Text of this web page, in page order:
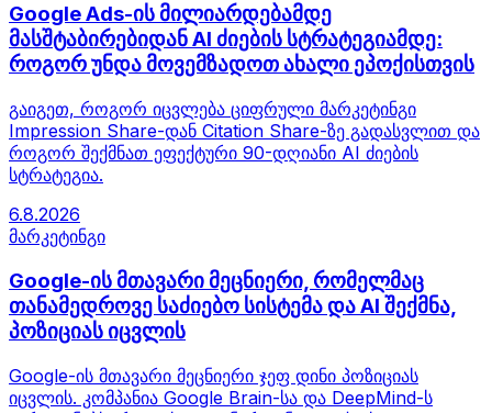
Google Ads-ის მილიარდებამდე
მასშტაბირებიდან AI ძიების სტრატეგიამდე:
როგორ უნდა მოვემზადოთ ახალი ეპოქისთვის
გაიგეთ, როგორ იცვლება ციფრული მარკეტინგი
Impression Share-დან Citation Share-ზე გადასვლით და
როგორ შექმნათ ეფექტური 90-დღიანი AI ძიების
სტრატეგია.
6.8.2026
მარკეტინგი
Google-ის მთავარი მეცნიერი, რომელმაც
თანამედროვე საძიებო სისტემა და AI შექმნა,
პოზიციას იცვლის
Google-ის მთავარი მეცნიერი ჯეფ დინი პოზიციას
იცვლის. კომპანია Google Brain-სა და DeepMind-ს